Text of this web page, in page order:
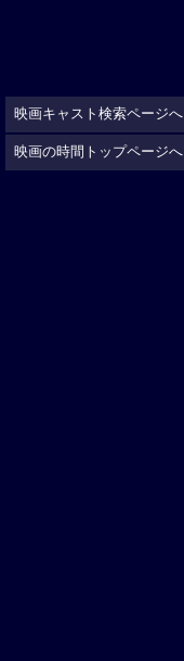
映画キャスト検索ページへ
映画の時間トップページへ